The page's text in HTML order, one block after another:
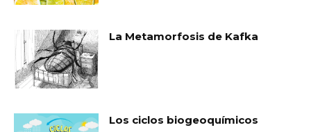
La Metamorfosis de Kafka
Los ciclos biogeoquímicos